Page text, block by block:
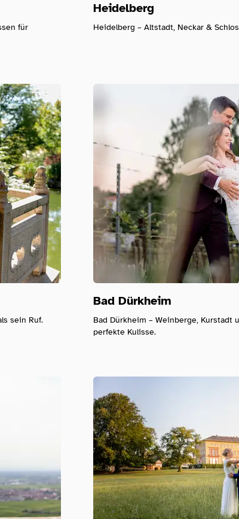
für
Heidelberg
Heidelberg – Altstadt, Neckar &
sein Ruf.
Bad Dürkheim
Bad Dürkheim – Weinberge,
perfekte Kulisse.